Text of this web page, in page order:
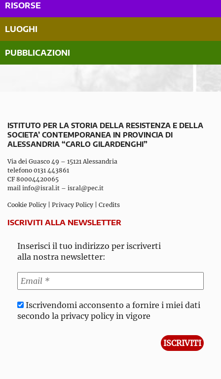
RISORSE
LUOGHI
PUBBLICAZIONI
ISTITUTO PER LA STORIA DELLA RESISTENZA E DELLA
SOCIETA’ CONTEMPORANEA IN PROVINCIA DI
ALESSANDRIA “CARLO GILARDENGHI”
Via dei Guasco 49 – 15121 Alessandria
telefono 0131 443861
CF 80004420065
mail info@isral.it – isral@pec.it
Cookie Policy Privacy Policy Credits
ISCRIVITI ALLA NEWSLETTER
Inserisci il tuo indirizzo per iscriverti
alla nostra newsletter:
Iscrivendomi acconsento a fornire i miei dati
secondo la privacy policy in vigore